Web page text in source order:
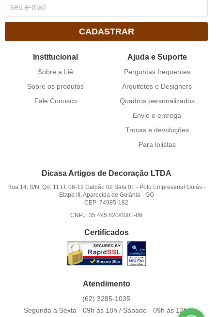
CADASTRAR
Institucional
Sobre a Liê
Sobre os produtos
Fale Conosco
Ajuda e Suporte
Perguntas frequentes
Arquitetos e Designers
Quadros personalizados
Envio e entrega
Trocas e devoluções
Para lojistas
Dicasa Artigos de Decoração LTDA
Rua 14, S/N, Qd. 11 Lt. 06-12 Galpão 02 Sala 01 - Polo Empresarial Goiás -
Etapa III, Aparecida de Goiânia - GO
CEP: 74985-182
CNPJ: 35.495.820/0001-86
Certificados
Atendimento
(62) 3285-1035
Segunda a Sexta - 09h às 18h / Sábado - 09h às 12h.